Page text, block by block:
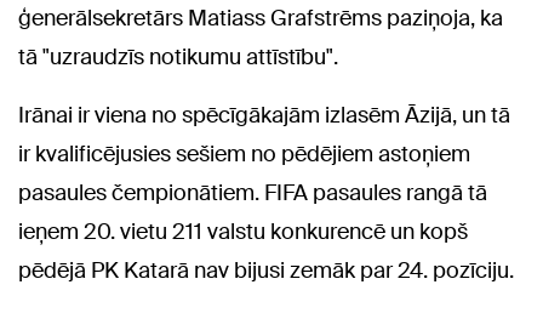
ģenerālsekretārs Matiass Grafstrēms paziņoja, ka
tā "uzraudzīs notikumu attīstību".
Irānai ir viena no spēcīgākajām izlasēm Āzijā, un tā
ir kvalificējusies sešiem no pēdējiem astoņiem
pasaules čempionātiem. FIFA pasaules rangā tā
ieņem 20. vietu 211 valstu konkurencē un kopš
pēdējā PK Katarā nav bijusi zemāk par 24. pozīciju.